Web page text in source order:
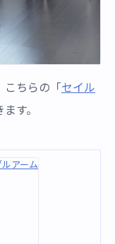
こちらの「セイル
す。